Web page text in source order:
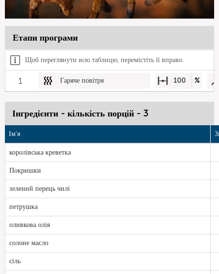
Етапи програми
Щоб переглянути всю таблицю, перемістіть її вправо.
1 Гаряче повітря 100 %
Інгредієнти - кількість порцій - 3
Ім'я
королівська креветка
Покришки
зелений перець чилі
петрушка
оливкова олія
солоне масло
сіль